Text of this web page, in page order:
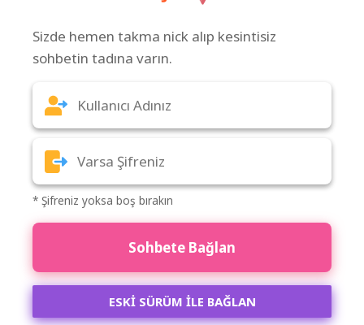
Sizde hemen takma nick alıp kesintisiz
sohbetin tadına varın.
* Şifreniz yoksa boş bırakın
Sohbete Bağlan
ESKİ SÜRÜM İLE BAĞLAN